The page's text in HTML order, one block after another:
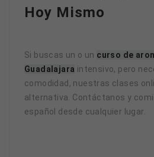
Hoy Mismo
Si buscas un o un curso de
Guadalajara intensivo, pero
comodidad, nuestras clases
alternativa. Contáctanos y
español desde cualquier lugar.